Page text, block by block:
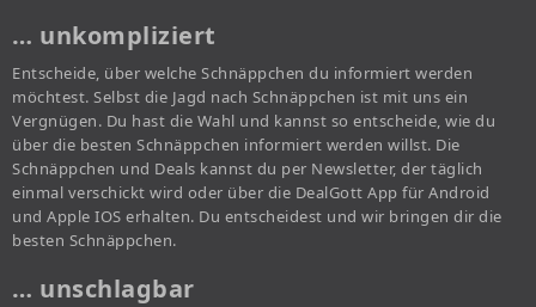
… unkompliziert
Entscheide, über welche Schnäppchen du informiert werden
möchtest. Selbst die Jagd nach Schnäppchen ist mit uns ein
Vergnügen. Du hast die Wahl und kannst so entscheide, wie du
über die besten Schnäppchen informiert werden willst. Die
Schnäppchen und Deals kannst du per Newsletter, der täglich
einmal verschickt wird oder über die DealGott App für Android
und Apple IOS erhalten. Du entscheidest und wir bringen dir die
besten Schnäppchen.
… unschlagbar